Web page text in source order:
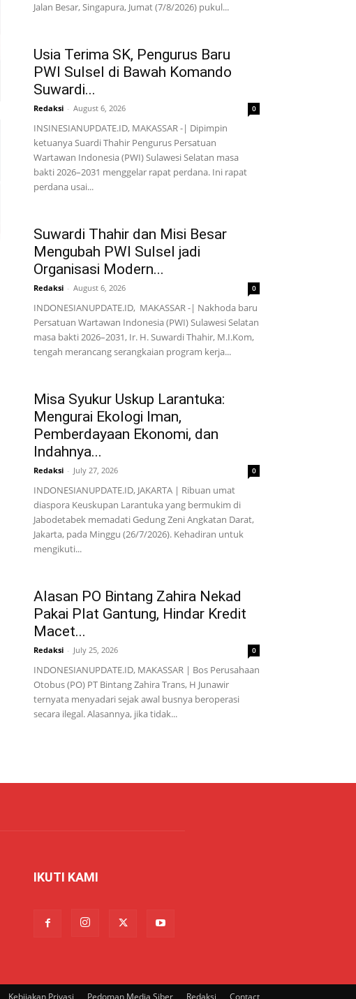
Jalan Besar, Singapura, Jumat (7/8/2026) pukul...
Usia Terima SK, Pengurus Baru
PWI Sulsel di Bawah Komando
Suwardi...
Redaksi - August 6, 2026 0
INSINESIANUPDATE.ID, MAKASSAR -| Dipimpin
ketuanya Suardi Thahir Pengurus Persatuan
Wartawan Indonesia (PWI) Sulawesi Selatan masa
bakti 2026–2031 menggelar rapat perdana. Ini rapat
perdana usai...
Suwardi Thahir dan Misi Besar
Mengubah PWI Sulsel jadi
Organisasi Modern...
Redaksi - August 6, 2026 0
INDONESIANUPDATE.ID, MAKASSAR -| Nakhoda baru
Persatuan Wartawan Indonesia (PWI) Sulawesi Selatan
masa bakti 2026–2031, Ir. H. Suwardi Thahir, M.I.Kom,
tengah merancang serangkaian program kerja...
Misa Syukur Uskup Larantuka:
Mengurai Ekologi Iman,
Pemberdayaan Ekonomi, dan
Indahnya...
Redaksi - July 27, 2026 0
INDONESIANUPDATE.ID, JAKARTA | Ribuan umat
diaspora Keuskupan Larantuka yang bermukim di
Jabodetabek memadati Gedung Zeni Angkatan Darat,
Jakarta, pada Minggu (26/7/2026). Kehadiran untuk
mengikuti...
Alasan PO Bintang Zahira Nekad
Pakai Plat Gantung, Hindar Kredit
Macet...
Redaksi - July 25, 2026 0
INDONESIANUPDATE.ID, MAKASSAR | Bos Perusahaan
Otobus (PO) PT Bintang Zahira Trans, H Junawir
ternyata menyadari sejak awal busnya beroperasi
secara ilegal. Alasannya, jika tidak...
IKUTI KAMI
Kebijakan Privasi Pedoman Media Siber Redaksi Contact